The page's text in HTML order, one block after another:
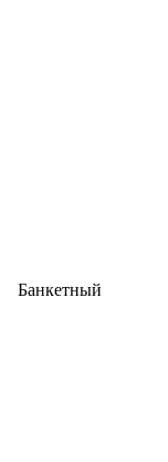
Банкетный